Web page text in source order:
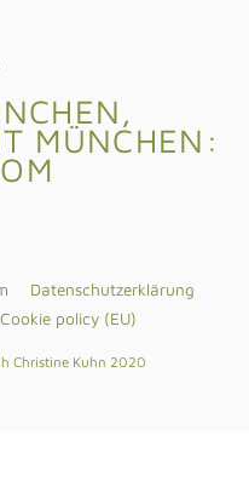
MÜNCHEN:
Datenschutzerklärung
Cookie policy (EU)
Christine Kuhn 2020